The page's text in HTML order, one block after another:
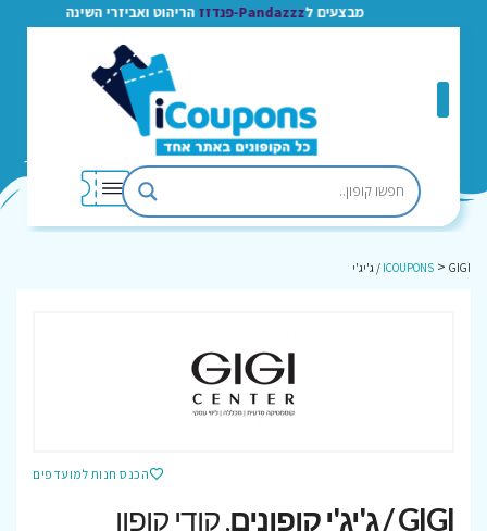
מבצעים לPandazzz-פנדזז הריהוט ואביזרי השינה
ICOUPONS > GIGI / ג'יג'י
הכנס חנות למועדפים
GIGI / ג'יג'י קופונים
, קודי קופון